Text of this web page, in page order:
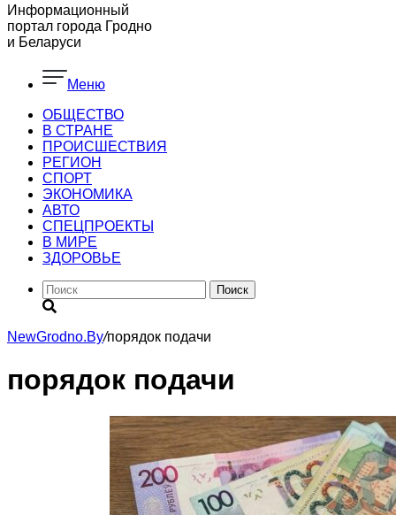
Информационный
портал города Гродно
и Беларуси
Меню
ОБЩЕСТВО
В СТРАНЕ
ПРОИСШЕСТВИЯ
РЕГИОН
CПОРТ
ЭКОНОМИКА
АВТО
СПЕЦПРОЕКТЫ
В МИРЕ
ЗДОРОВЬЕ
Поиск
NewGrodno.By/порядок подачи
порядок подачи